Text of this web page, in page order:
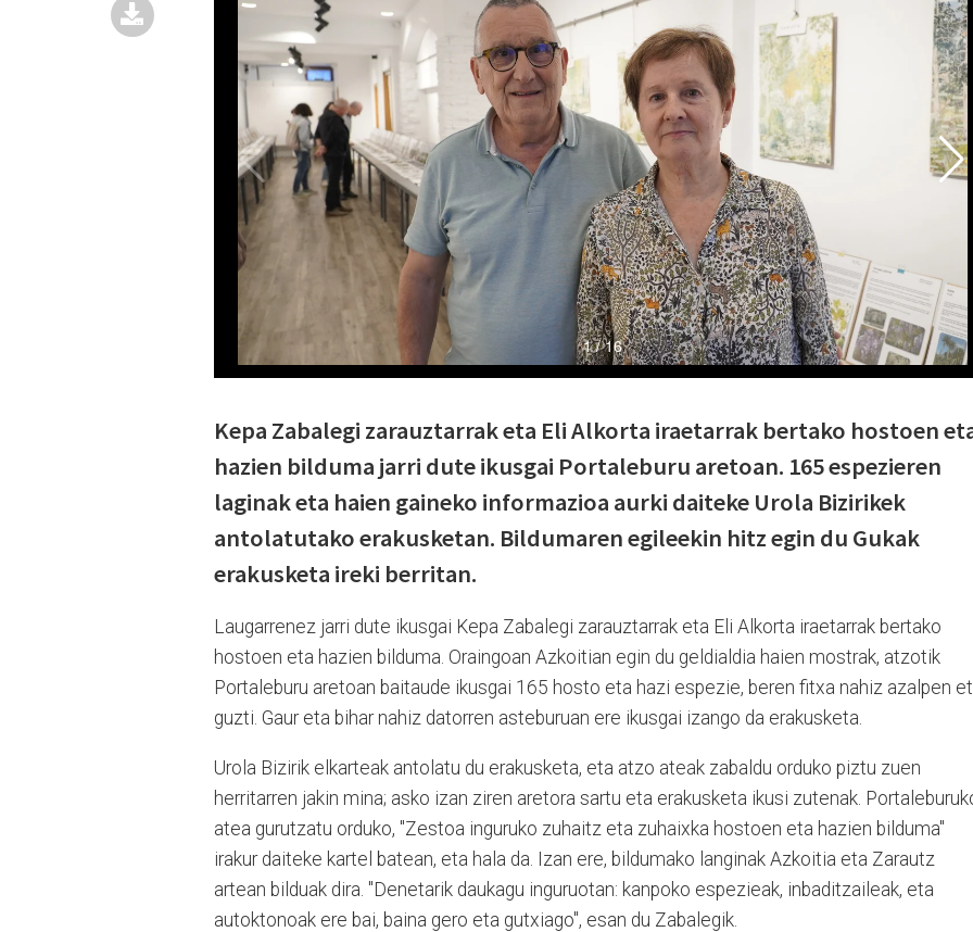
Kepa Zabalegi zarauztarrak eta Eli Alkorta iraetarrak bertako hostoen
hazien bilduma jarri dute ikusgai Portaleburu aretoan. 165 espezieren
laginak eta haien gaineko informazioa aurki daiteke Urola Bizirikek
antolatutako erakusketan. Bildumaren egileekin hitz egin du Gukak
erakusketa ireki berritan.
Laugarrenez jarri dute ikusgai Kepa Zabalegi zarauztarrak eta Eli Alkorta iraetarrak bertako
hostoen eta hazien bilduma. Oraingoan Azkoitian egin du geldialdia haien mostrak, atzotik
Portaleburu aretoan baitaude ikusgai 165 hosto eta hazi espezie, beren fitxa nahiz azalpen
guzti. Gaur eta bihar nahiz datorren asteburuan ere ikusgai izango da erakusketa.
Urola Bizirik elkarteak antolatu du erakusketa, eta atzo ateak zabaldu orduko piztu zuen
herritarren jakin mina; asko izan ziren aretora sartu eta erakusketa ikusi zutenak.
atea gurutzatu orduko, "Zestoa inguruko zuhaitz eta zuhaixka hostoen eta hazien bilduma"
irakur daiteke kartel batean, eta hala da. Izan ere, bildumako langinak Azkoitia eta Zarautz
artean bilduak dira. "Denetarik daukagu inguruotan: kanpoko espezieak, inbaditzaileak, eta
autoktonoak ere bai, baina gero eta gutxiago", esan du Zabalegik.